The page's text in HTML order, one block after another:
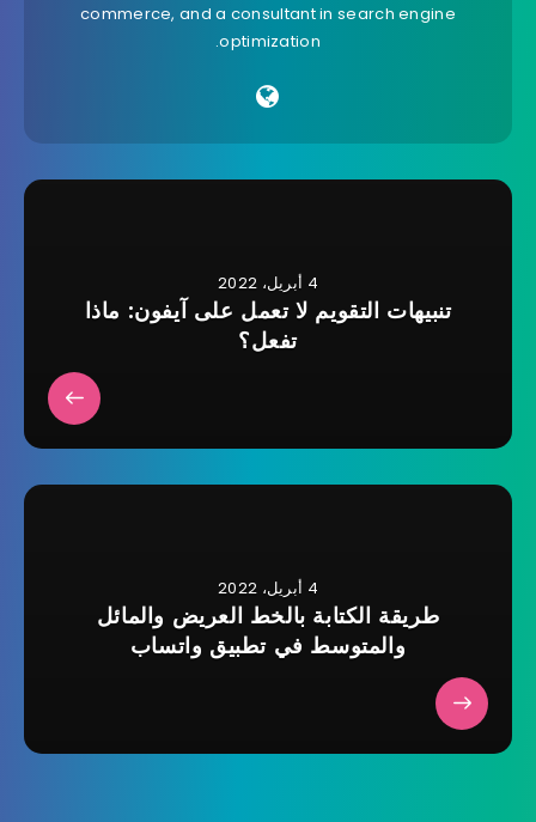
commerce, and a consultant in search engine
optimization.
4 أبريل، 2022
تنبيهات التقويم لا تعمل على آيفون: ماذا
تفعل؟
4 أبريل، 2022
طريقة الكتابة بالخط العريض والمائل
والمتوسط في تطبيق واتساب